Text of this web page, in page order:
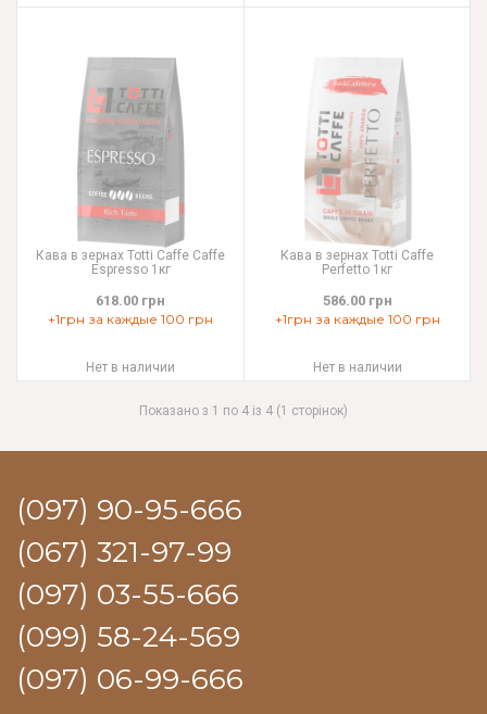
Кава в зернах Totti Caffe Caffe
Espresso 1кг
618.00 грн
+1грн за каждые 100 грн
Нет в наличии
Кава в зернах Totti Caffe
Perfetto 1кг
586.00 грн
+1грн за каждые 100 грн
Нет в наличии
Показано з 1 по 4 із 4 (1 сторінок)
(097) 90-95-666
(067) 321-97-99
(097) 03-55-666
(099) 58-24-569
(097) 06-99-666